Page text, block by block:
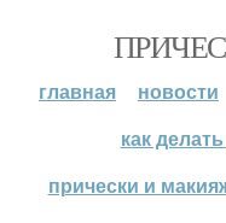
главная новости
как
прически и